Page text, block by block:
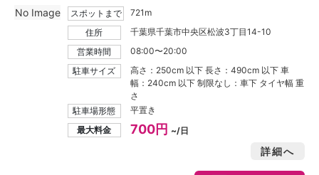
スポットまで
721m
住所
千葉県千葉市中央区松波3丁目14-10
営業時間
08:00〜20:00
駐車サイズ
高さ：250cm 以下 長さ：490cm 以下 車
幅：240cm 以下 制限なし：車下 タイヤ幅 重
さ
駐車場形態
平置き
最大料金
700円 ~/日
詳細へ
No Image